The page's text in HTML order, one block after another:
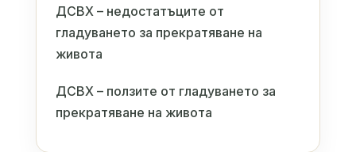
ДСВХ – недостатъците от
гладуването за прекратяване на
живота
ДСВХ – ползите от гладуването за
прекратяване на живота